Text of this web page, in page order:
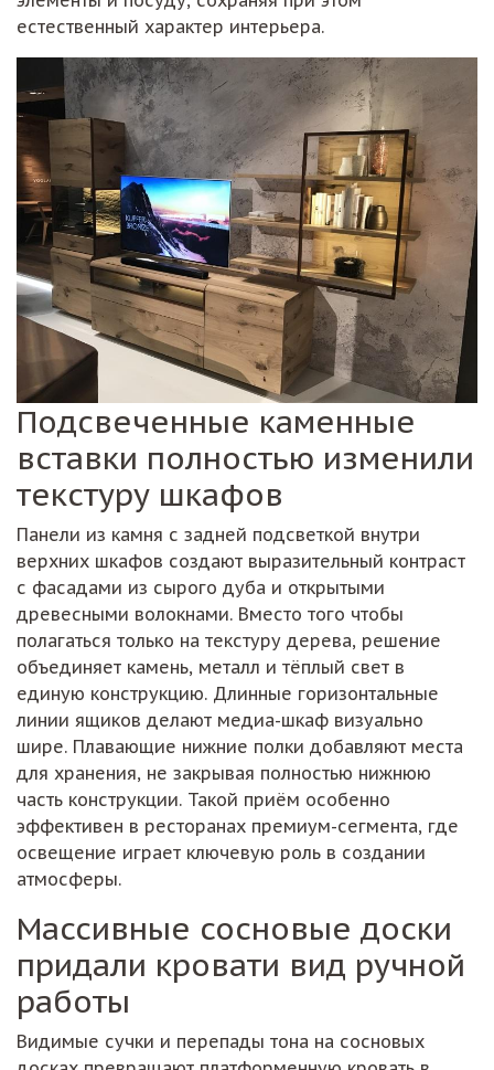
естественный характер интерьера.
Подсвеченные каменные
вставки полностью изменили
текстуру шкафов
Панели из камня с задней подсветкой внутри
верхних шкафов создают выразительный контраст
с фасадами из сырого дуба и открытыми
древесными волокнами. Вместо того чтобы
полагаться только на текстуру дерева, решение
объединяет камень, металл и тёплый свет в
единую конструкцию. Длинные горизонтальные
линии ящиков делают медиа-шкаф визуально
шире. Плавающие нижние полки добавляют места
для хранения, не закрывая полностью нижнюю
часть конструкции. Такой приём особенно
эффективен в ресторанах премиум-сегмента, где
освещение играет ключевую роль в создании
атмосферы.
Массивные сосновые доски
придали кровати вид ручной
работы
Видимые сучки и перепады тона на сосновых
досках превращают платформенную кровать в